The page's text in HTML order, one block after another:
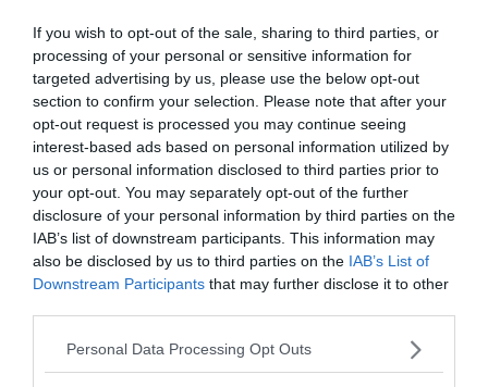
If you wish to opt-out of the sale, sharing to third parties, or
processing of your personal or sensitive information for
targeted advertising by us, please use the below opt-out
section to confirm your selection. Please note that after your
opt-out request is processed you may continue seeing
interest-based ads based on personal information utilized by
us or personal information disclosed to third parties prior to
your opt-out. You may separately opt-out of the further
disclosure of your personal information by third parties on the
IAB’s list of downstream participants. This information may
also be disclosed by us to third parties on the IAB’s List of
Downstream Participants that may further disclose it to other
Personal Data Processing Opt Outs
cattedrale di Trento. La chiesa sarà riaperta alla
comunità venerdì 9 dicembre 2022.
L’importo complessivo dei lavoriè pari a
8.530.000 euro di cui 2.750.000 euro per
interventi di consolidamento strutturale e
miglioramento sismico e per interventi accessori
di completamento. La Provincia interviene con
Capitolo della Cattedrale.